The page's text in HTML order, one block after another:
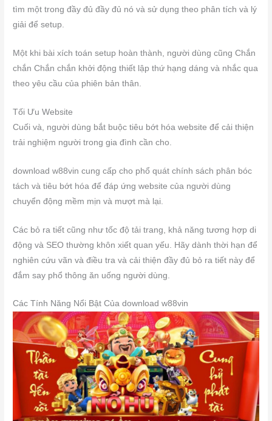
tìm một trong đầy đủ đầy đủ nó và sử dụng theo phân tích và lý
giải để setup.
Một khi bài xích toán setup hoàn thành, người dùng cũng Chắn
chắn Chắn chắn khởi động thiết lập thứ hạng dáng và nhắc qua
theo yêu cầu của phiên bản thân.
Tối Ưu Website
Cuối và, người dùng bắt buộc tiêu bớt hóa website để cải thiện
trải nghiệm người trong gia đình cần cho.
download w88vin cung cấp cho phổ quát chính sách phân bóc
tách và tiêu bớt hóa để đáp ứng website của người dùng
chuyển động mềm mịn và mượt mà lại.
Các bỏ ra tiết cũng như tốc độ tải trang, khả năng tương hợp di
động và SEO thường khôn xiết quan yếu. Hãy dành thời hạn để
nghiên cứu vãn và điều tra và cải thiện đầy đủ bỏ ra tiết này để
đắm say phổ thông ăn uống người dùng.
Các Tính Năng Nổi Bật Của download w88vin